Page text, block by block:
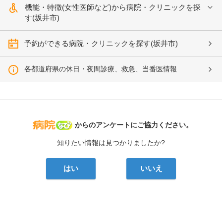
機能・特徴(女性医師など)から病院・クリニックを探
す(坂井市)
予約ができる病院・クリニックを探す(坂井市)
各都道府県の休日・夜間診療、救急、当番医情報
病院なび
からのアンケートにご協力ください。
知りたい情報は見つかりましたか?
はい いいえ